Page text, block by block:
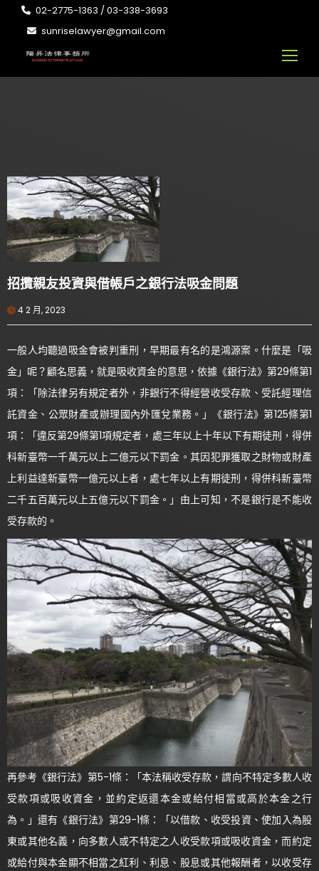
02-2775-1363 / 03-338-3693
sunriselawyer@gmail.com
招攬親友投資與借帳戶之銀行法吸金問題
4 2 月, 2023
一般人均聽過吸金會被判重刑，早期最有名的是鴻源案。什麼是「吸
金」呢？顧名思義，就是吸收資金的意思，依據《銀行法》第29條第1
項：「除法律另有規定者外，非銀行不得經營收受存款、受託經理信
託資金、公眾財產或辦理國內外匯兌業務。」《銀行法》第125條第1
項：「違反第29條第1項規定者，處三年以上十年以下有期徒刑，得併
科新臺幣一千萬元以上二億元以下罰金。其因犯罪獲取之財物或財產
上利益達新臺幣一億元以上者，處七年以上有期徒刑，得併科新臺幣
二千五百萬元以上五億元以下罰金。」由上可知，不是銀行是不能收
受存款的。
再參考《銀行法》第5-1條：「本法稱收受存款，謂向不特定多數人收
受款項或吸收資金，並約定返還本金或給付相當或高於本金之行
為。」還有《銀行法》第29-1條：「以借款、收受投資、使加入為股
東或其他名義，向多數人或不特定之人收受款項或吸收資金，而約定
或給付與本金顯不相當之紅利、利息、股息或其他報酬者，以收受存